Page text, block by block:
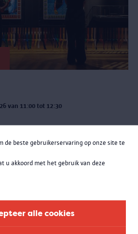
de beste gebruikerservaring op onze site te
u akkoord met het gebruik van deze
alle cookies
van 11:00 tot 12:30
met curatoren Rachid Atia en Roselyne
de opmerkelijke verhalen achter de
ook meer te weten over de bijzondere
sportlandschap.